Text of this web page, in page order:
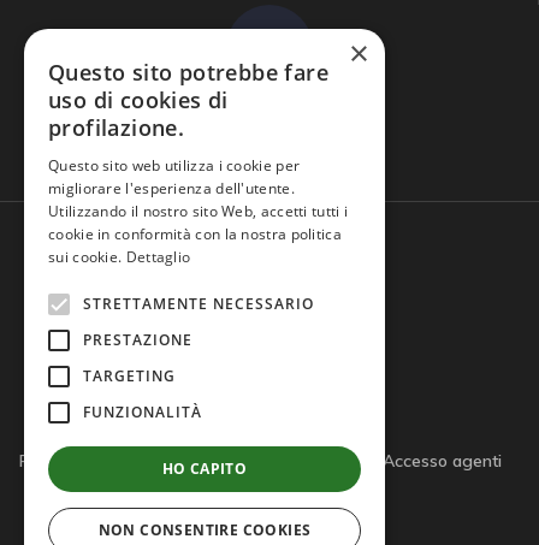
Domande frequenti
Privacy policy Cookie policy Note legali
Accesso agenti
×
Questo sito potrebbe fare
uso di cookies di
profilazione.
Questo sito web utilizza i cookie per
migliorare l'esperienza dell'utente.
Utilizzando il nostro sito Web, accetti tutti i
cookie in conformità con la nostra politica
sui cookie. Dettaglio
STRETTAMENTE NECESSARIO
PRESTAZIONE
TARGETING
FUNZIONALITÀ
HO CAPITO
NON CONSENTIRE COOKIES